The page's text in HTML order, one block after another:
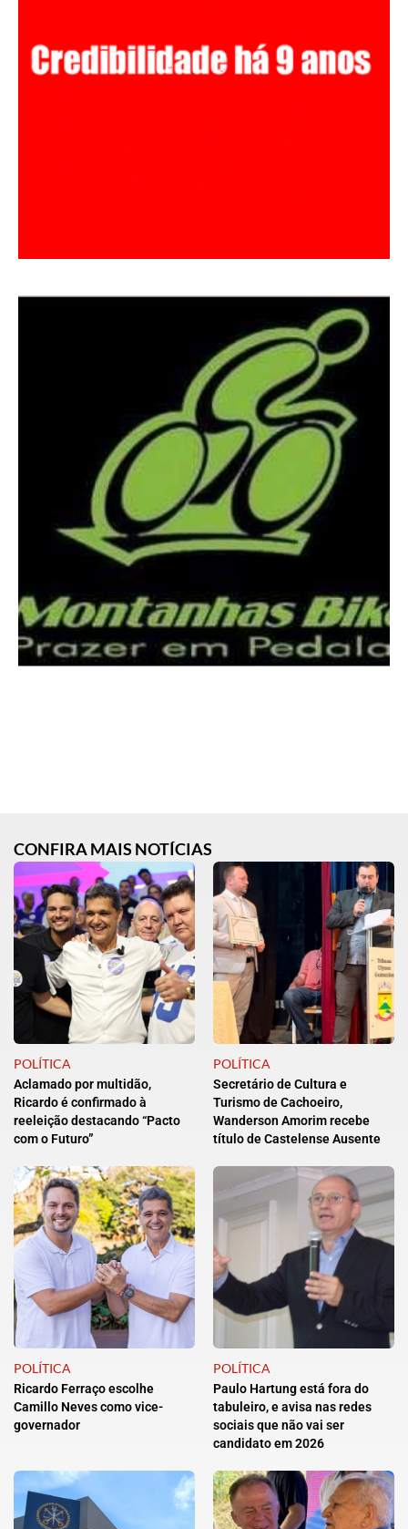
CONFIRA MAIS NOTÍCIAS
POLÍTICA
Aclamado por multidão,
Ricardo é confirmado à
reeleição destacando “Pacto
com o Futuro”
POLÍTICA
Secretário de Cultura e
Turismo de Cachoeiro,
Wanderson Amorim recebe
título de Castelense Ausente
POLÍTICA
Ricardo Ferraço escolhe
Camillo Neves como vice-
governador
POLÍTICA
Paulo Hartung está fora do
tabuleiro, e avisa nas redes
sociais que não vai ser
candidato em 2026